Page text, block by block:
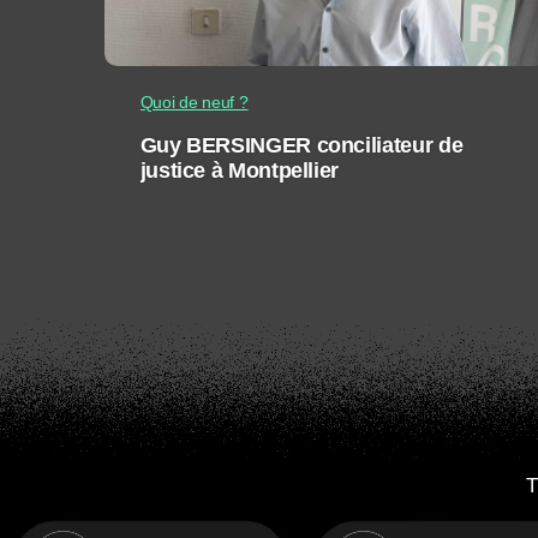
Quoi de neuf ?
Guy BERSINGER conciliateur de
justice à Montpellier